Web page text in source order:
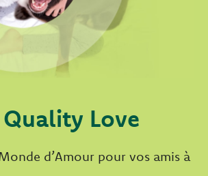
Love
d’Amour pour vos amis à